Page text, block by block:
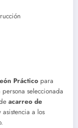
Práctico para
seleccionada
acarreo de
asistencia a los